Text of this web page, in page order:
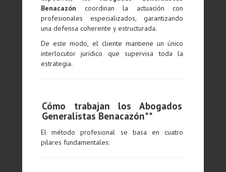
Benacazón coordinan la actuación con
profesionales especializados, garantizando
una defensa coherente y estructurada.
De este modo, el cliente mantiene un único
interlocutor jurídico que supervisa toda la
estrategia.
Cómo trabajan los Abogados
Generalistas Benacazón**
El método profesional se basa en cuatro
pilares fundamentales: